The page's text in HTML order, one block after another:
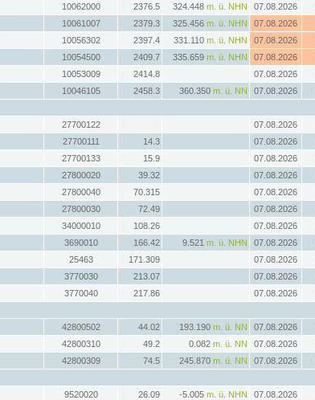
10062000 2376.5 324.448 m. ü. NHN 07.08.2026
10061007 2379.3 325.456 m. ü. NHN 07.08.2026
10056302 2397.4 331.110 m. ü. NHN 07.08.2026
10054500 2409.7 335.659 m. ü. NHN 07.08.2026
10053009 2414.8 07.08.2026
10046105 2458.3 360.350 m. ü. NN 07.08.2026
27700122 07.08.2026
27700111 14.3 07.08.2026
27700133 15.9 07.08.2026
27800020 39.32 07.08.2026
27800040 70.315 07.08.2026
27800030 72.49 07.08.2026
34000010 108.26 07.08.2026
3690010 166.42 9.521 m. ü. NHN 07.08.2026
25463 171.309 07.08.2026
3770030 213.07 07.08.2026
3770040 217.86 07.08.2026
42800502 44.02 193.190 m. ü. NN 07.08.2026
42800310 49.2 0.082 m. ü. NN 07.08.2026
42800309 74.5 245.870 m. ü. NN 07.08.2026
9520020 26.09 -5.005 m. ü. NHN 07.08.2026